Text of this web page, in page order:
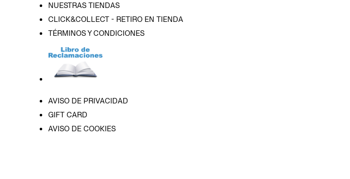
NUESTRAS TIENDAS
CLICK&COLLECT - RETIRO EN TIENDA
TÉRMINOS Y CONDICIONES
AVISO DE PRIVACIDAD
GIFT CARD
AVISO DE COOKIES